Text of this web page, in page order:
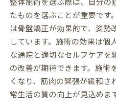
たものを選ぶことが重要です
は骨盤矯正が効果的で、姿勢
しています。施術の効果は個
な通院と適切なセルフケアを
の改善が期待できます。施術
くなり、筋肉の緊張が緩和さ
常生活の質の向上が見込めます